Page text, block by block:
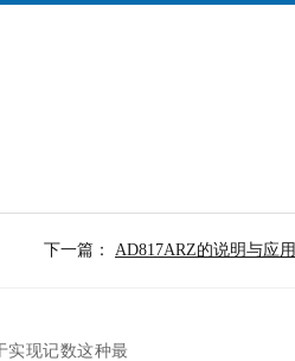
下一篇： AD817ARZ的说明与应用
实现记数这种最